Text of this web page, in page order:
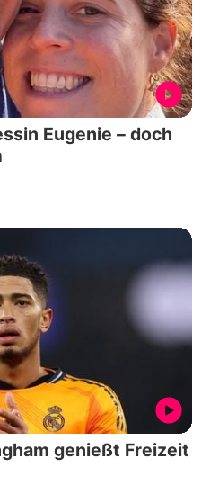
Eugenie – doch
genießt Freizeit